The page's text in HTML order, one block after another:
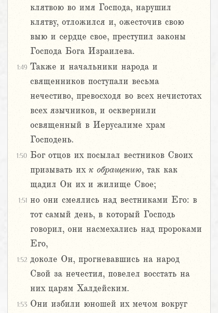
клятвою во имя Господа, нарушил
клятву, отложился и, ожесточив свою
выю и сердце свое, преступил законы
Господа Бога Израилева.
1:49 Также и начальники народа и
священников поступали весьма
нечестиво, превосходя во всех нечистотах
всех язычников, и осквернили
освященный в Иерусалиме храм
Господень.
1:50 Бог отцов их посылал вестников Своих
призывать их к обращению, так как
щадил Он их и жилище Свое;
1:51 но они смеялись над вестниками Его: в
тот самый день, в который Господь
говорил, они насмехались над пророками
Его,
1:52 доколе Он, прогневавшись на народ
Свой за нечестия, повелел восстать на
них царям Халдейским.
1:53 Они избили юношей их мечом вокруг